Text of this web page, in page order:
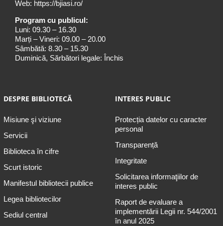
Web: https://bjiasi.ro/
Program cu publicul:
Luni: 09.30 – 16.30
Marți – Vineri: 09.00 – 20.00
Sâmbătă: 8.30 – 15.30
Duminică, Sărbători legale: Închis
DESPRE BIBLIOTECĂ
Misiune şi viziune
Servicii
Biblioteca în cifre
Scurt istoric
Manifestul bibliotecii publice
Legea bibliotecilor
Sediul central
INTERES PUBLIC
Protecția datelor cu caracter
personal
Transparență
Integritate
Solicitarea informaţiilor de
interes public
Raport de evaluare a
implementării Legii nr. 544/2001
în anul 2025